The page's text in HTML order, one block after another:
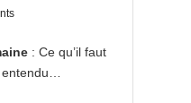
: Ce qu’il faut